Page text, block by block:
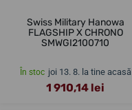
Swiss Military Hanowa
FLAGSHIP X CHRONO
SMWGI2100710
În stoc joi 13. 8. la tine acasă
1 910,14 lei